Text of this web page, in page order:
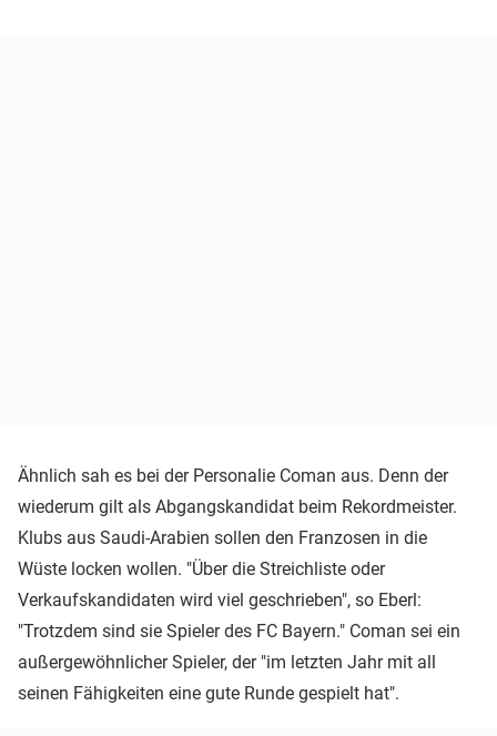
Ähnlich sah es bei der Personalie Coman aus. Denn der
wiederum gilt als Abgangskandidat beim Rekordmeister.
Klubs aus Saudi-Arabien sollen den Franzosen in die
Wüste locken wollen. "Über die Streichliste oder
Verkaufskandidaten wird viel geschrieben", so Eberl:
"Trotzdem sind sie Spieler des FC Bayern." Coman sei ein
außergewöhnlicher Spieler, der "im letzten Jahr mit all
seinen Fähigkeiten eine gute Runde gespielt hat".